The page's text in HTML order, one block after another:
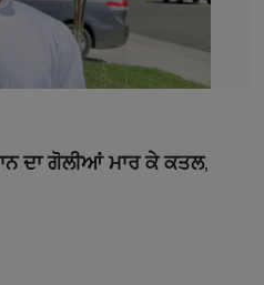
ਦਾ ਗੋਲੀਆਂ ਮਾਰ ਕੇ ਕਤਲ,